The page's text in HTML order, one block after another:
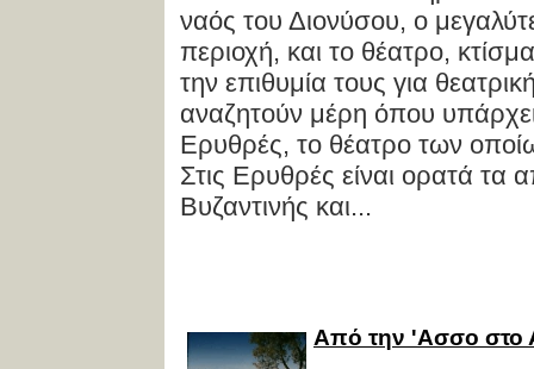
ναός του Διονύσου, ο
περιοχή, και το θέατρο,
την επιθυμία τους για
αναζητούν μέρη όπου
Ερυθρές, το θέατρο των
Στις Ερυθρές είναι ορατά τα
Βυζαντινής και...
Από την 'Ασσο στο